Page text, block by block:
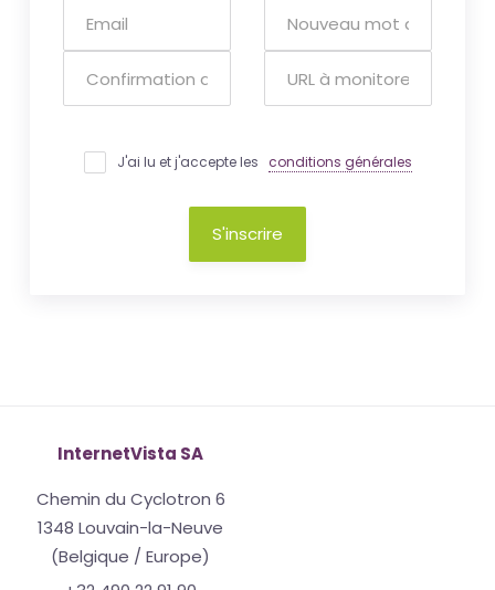
J'ai lu et j'accepte les conditions générales
S'inscrire
InternetVista SA
Chemin du Cyclotron 6
1348 Louvain-la-Neuve
(Belgique / Europe)